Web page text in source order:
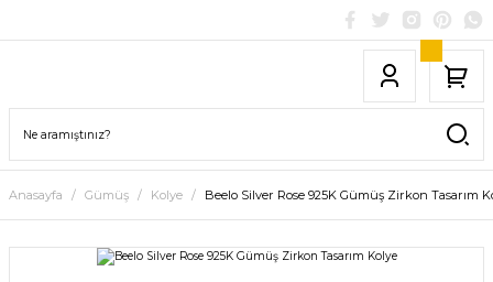
Anasayfa Gümüş Kolye Beelo Silver Rose 925K Gümüş Zirkon Tasarım